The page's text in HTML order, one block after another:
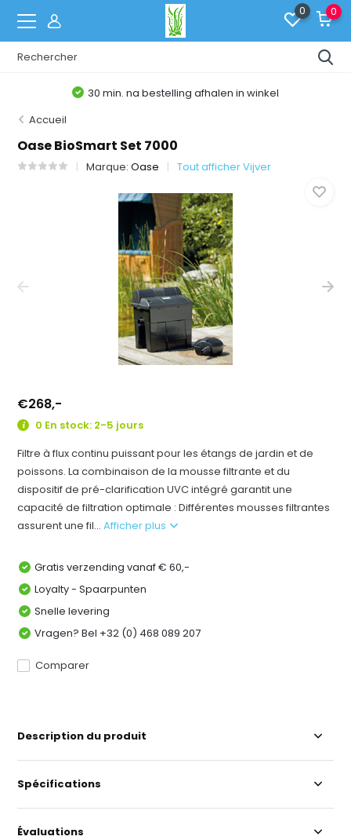
0 0
30 min. na bestelling afhalen in winkel
Accueil
Oase BioSmart Set 7000
Marque:Oase Tout afficher Vijver
€268,-
0 En stock: 2-5 jours
Filtre à flux continu puissant pour les étangs de jardin et de
poissons. La combinaison de la mousse filtrante et du
dispositif de pré-clarification UVC intégré garantit une
capacité de filtration optimale : Différentes mousses filtrantes
assurent une fil...Afficher plus
Gratis verzending vanaf € 60,-
Loyalty - Spaarpunten
Snelle levering
Vragen? Bel +32 (0) 468 089 207
Comparer
Description du produit
Spécifications
Évaluations